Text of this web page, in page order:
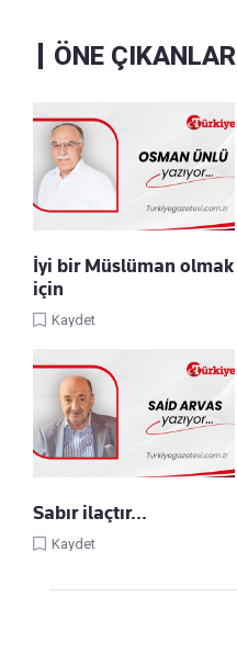
ÖNE ÇIKANLAR
İyi bir Müslüman olmak
için
Kaydet
Sabır ilaçtır...
Kaydet